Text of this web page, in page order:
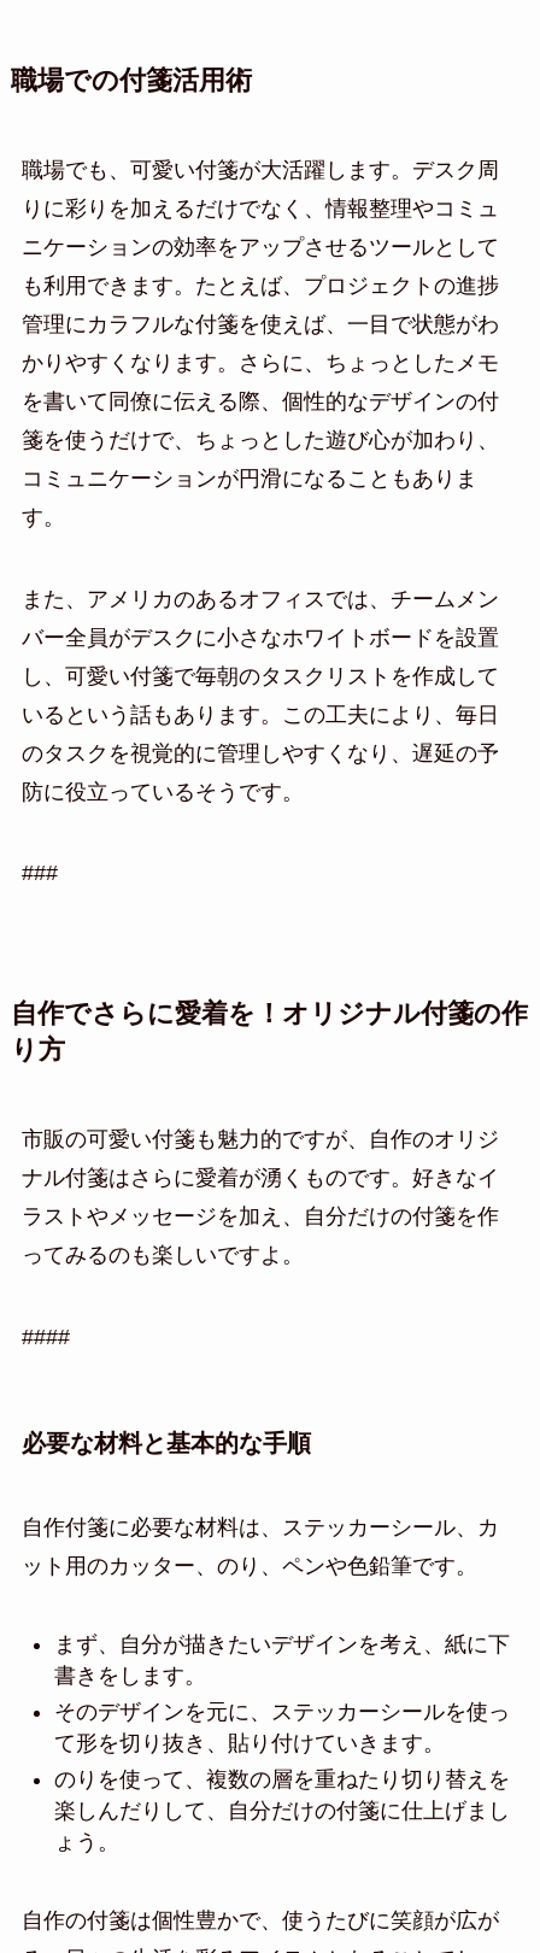
職場での付箋活用術
職場でも、可愛い付箋が大活躍します。デスク周
りに彩りを加えるだけでなく、情報整理やコミュ
ニケーションの効率をアップさせるツールとして
も利用できます。たとえば、プロジェクトの進捗
管理にカラフルな付箋を使えば、一目で状態がわ
かりやすくなります。さらに、ちょっとしたメモ
を書いて同僚に伝える際、個性的なデザインの付
箋を使うだけで、ちょっとした遊び心が加わり、
コミュニケーションが円滑になることもありま
す。
また、アメリカのあるオフィスでは、チームメン
バー全員がデスクに小さなホワイトボードを設置
し、可愛い付箋で毎朝のタスクリストを作成して
いるという話もあります。この工夫により、毎日
のタスクを視覚的に管理しやすくなり、遅延の予
防に役立っているそうです。
###
自作でさらに愛着を！オリジナル付箋の作
り方
市販の可愛い付箋も魅力的ですが、自作のオリジ
ナル付箋はさらに愛着が湧くものです。好きなイ
ラストやメッセージを加え、自分だけの付箋を作
ってみるのも楽しいですよ。
####
必要な材料と基本的な手順
自作付箋に必要な材料は、ステッカーシール、カ
ット用のカッター、のり、ペンや色鉛筆です。
まず、自分が描きたいデザインを考え、紙に下
書きをします。
そのデザインを元に、ステッカーシールを使っ
て形を切り抜き、貼り付けていきます。
のりを使って、複数の層を重ねたり切り替えを
楽しんだりして、自分だけの付箋に仕上げまし
ょう。
自作の付箋は個性豊かで、使うたびに笑顔が広が